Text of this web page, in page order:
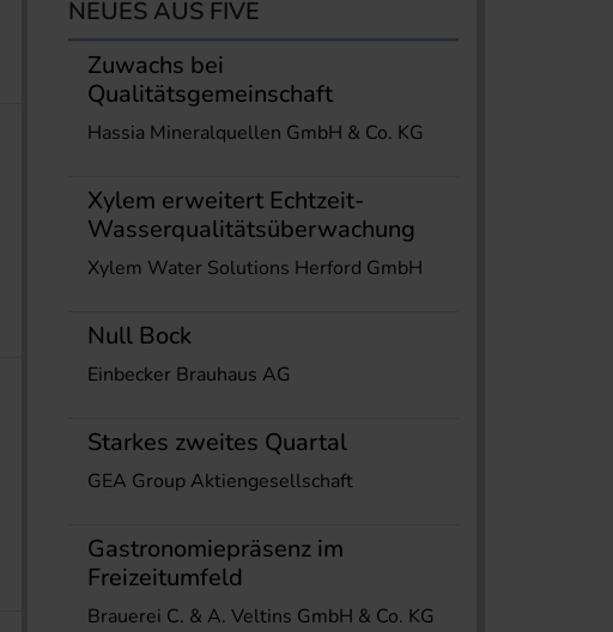
NEUES AUS FIVE
Zuwachs bei
Qualitätsgemeinschaft
Hassia Mineralquellen GmbH & Co. KG
Xylem erweitert Echtzeit-
Wasserqualitätsüberwachung
Xylem Water Solutions Herford GmbH
Null Bock
Einbecker Brauhaus AG
Starkes zweites Quartal
GEA Group Aktiengesellschaft
Gastronomiepräsenz im
Freizeitumfeld
Brauerei C. & A. Veltins GmbH & Co. KG